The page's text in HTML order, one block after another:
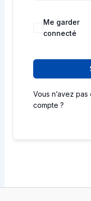
Me garder
connecté
Vous n’avez pas
compte ?